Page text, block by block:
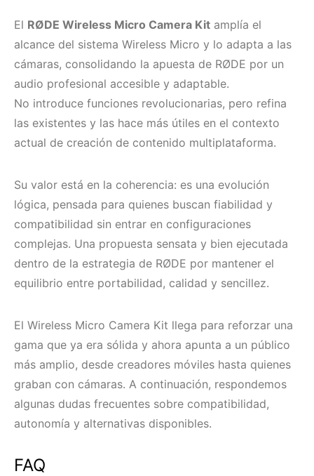
El RØDE Wireless Micro Camera Kit amplía el
alcance del sistema Wireless Micro y lo adapta a las
cámaras, consolidando la apuesta de RØDE por un
audio profesional accesible y adaptable.
No introduce funciones revolucionarias, pero refina
las existentes y las hace más útiles en el contexto
actual de creación de contenido multiplataforma.
Su valor está en la coherencia: es una evolución
lógica, pensada para quienes buscan fiabilidad y
compatibilidad sin entrar en configuraciones
complejas. Una propuesta sensata y bien ejecutada
dentro de la estrategia de RØDE por mantener el
equilibrio entre portabilidad, calidad y sencillez.
El Wireless Micro Camera Kit llega para reforzar una
gama que ya era sólida y ahora apunta a un público
más amplio, desde creadores móviles hasta quienes
graban con cámaras. A continuación, respondemos
algunas dudas frecuentes sobre compatibilidad,
autonomía y alternativas disponibles.
FAQ